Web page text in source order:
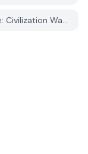
我如何在PGYER APK HUB上报告Epic Battle: Civilization War的问题？